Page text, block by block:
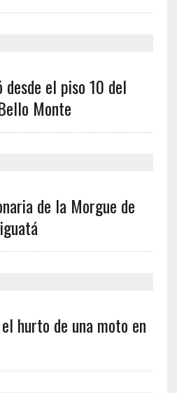
el piso 10 del
Monte
de la Morgue de
hurto de una moto en